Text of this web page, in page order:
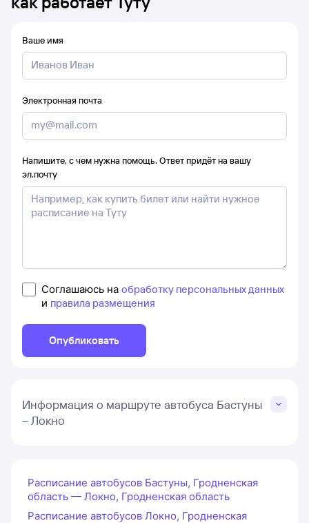
Ваше имя
Электронная почта
Напишите, с чем нужна помощь. Ответ придёт на вашу
эл.почту
Соглашаюсь на обработку персональных данных
и правила размещения
Опубликовать
Информация о маршруте автобуса Бастуны
– Локно
Расписание автобусов Бастуны, Гродненская
область — Локно, Гродненская область
Расписание автобусов Локно, Гродненская